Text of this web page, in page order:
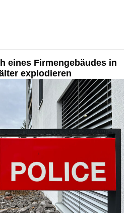
eines Firmengebäudes in
explodieren